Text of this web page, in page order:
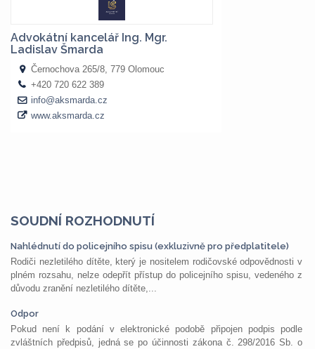
SOUDNÍ ROZHODNUTÍ
Nahlédnutí do policejního spisu (exkluzivně pro předplatitele)
Rodiči nezletilého dítěte, který je nositelem rodičovské odpovědnosti v
plném rozsahu, nelze odepřít přístup do policejního spisu, vedeného z
důvodu zranění nezletilého dítěte,...
Odpor
Pokud není k podání v elektronické podobě připojen podpis podle
zvláštních předpisů, jedná se po účinnosti zákona č. 298/2016 Sb. o